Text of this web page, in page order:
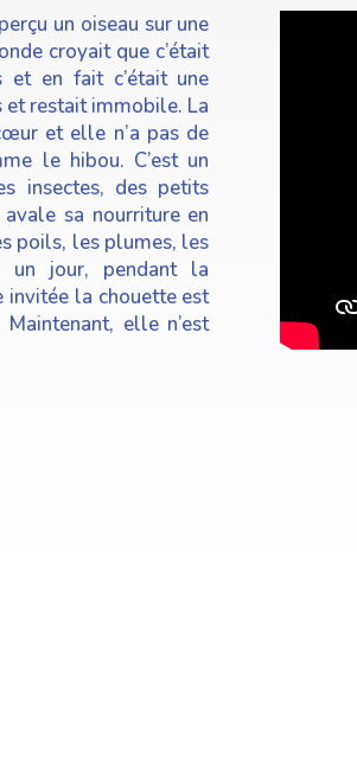
un oiseau sur une
croyait que c’était
et en fait c’était une
restait immobile. La
et elle n’a pas de
le hibou. C’est un
insectes, des petits
sa nourriture en
poils, les plumes, les
un jour, pendant la
invitée la chouette est
elle n’est